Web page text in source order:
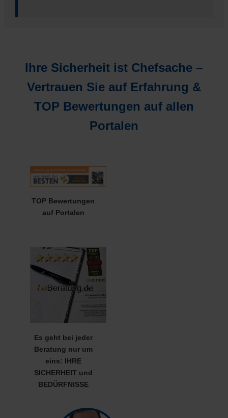
Ihre Sicherheit ist Chefsache –
Vertrauen Sie auf Erfahrung &
TOP Bewertungen auf allen
Portalen
TOP Bewertungen
auf Portalen
Es geht bei jeder
Beratung nur um
eins: IHRE
SICHERHEIT und
BEDÜRFNISSE